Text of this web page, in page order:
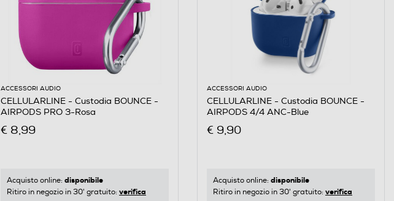
ACCESSORI AUDIO
CELLULARLINE - Custodia BOUNCE -
AIRPODS PRO 3-Rosa
€ 8,99
Acquisto online: disponibile
Ritiro in negozio in 30' gratuito: verifica
ACCESSORI AUDIO
CELLULARLINE - Custodia BOUNCE -
AIRPODS 4/4 ANC-Blue
€ 9,90
Acquisto online: disponibile
Ritiro in negozio in 30' gratuito: verifica